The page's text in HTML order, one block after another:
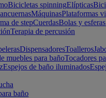
Bicicletas spinningElípticas
MáquinasPlataformas
de stepCuerdasBolas y
Terapia de percusión
DispensadoresToalleros
muebles para bañoTocadores
Espejos de baño iluminados
baño